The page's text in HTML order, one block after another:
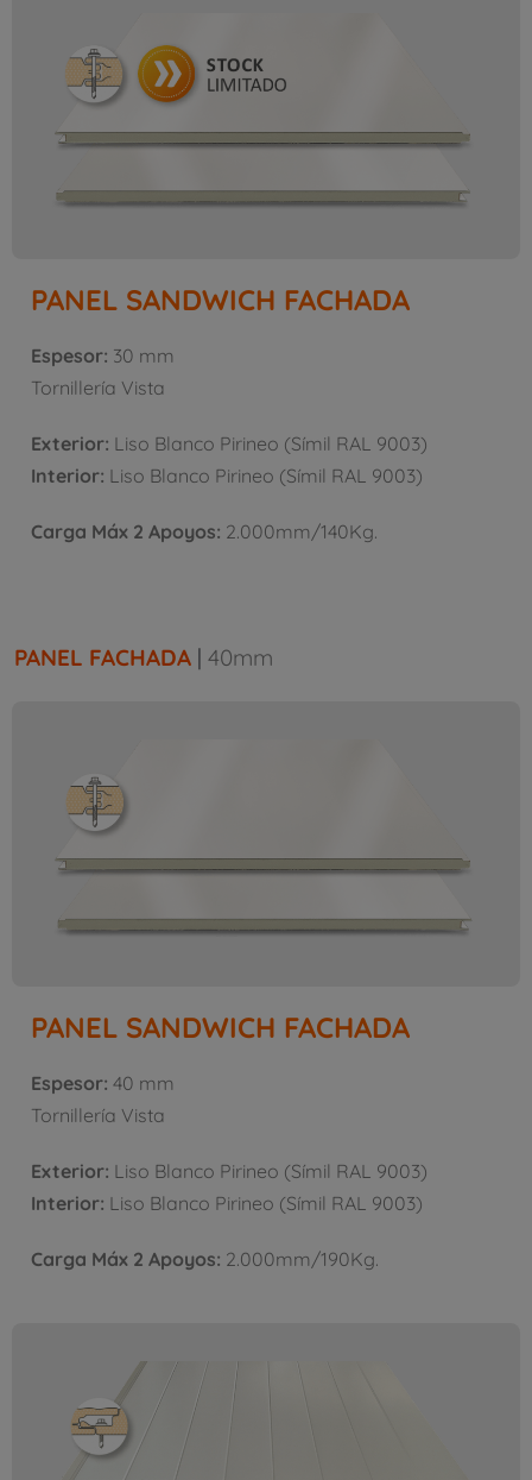
PANEL SANDWICH FACHADA
Espesor: 30 mm
Tornillería Vista
Exterior: Liso Blanco Pirineo (Símil RAL 9003)
Interior: Liso Blanco Pirineo (Símil RAL 9003)
Carga Máx 2 Apoyos: 2.000mm/140Kg.
PANEL FACHADA 40mm
PANEL SANDWICH FACHADA
Espesor: 40 mm
Tornillería Vista
Exterior: Liso Blanco Pirineo (Símil RAL 9003)
Interior: Liso Blanco Pirineo (Símil RAL 9003)
Carga Máx 2 Apoyos: 2.000mm/190Kg.